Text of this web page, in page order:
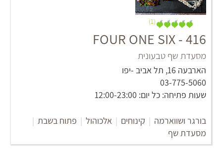
(1)
FOUR ONE SIX - 416
מסעדת שף טבעונית
הארבעה 16, תל אביב -יפו
03-775-5060
שעות פתיחה: כל יום: 12:00-23:00
בורגר ושווארמה | קינוחים | אלכוהול | פתוח בשבת |
מסעדת שף